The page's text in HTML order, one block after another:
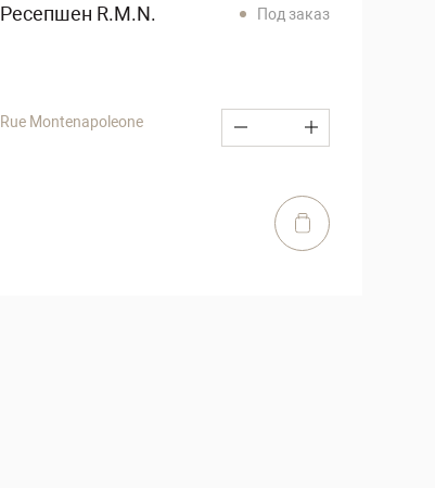
Ресепшен R.M.N. Под заказ
Rue Montenapoleone